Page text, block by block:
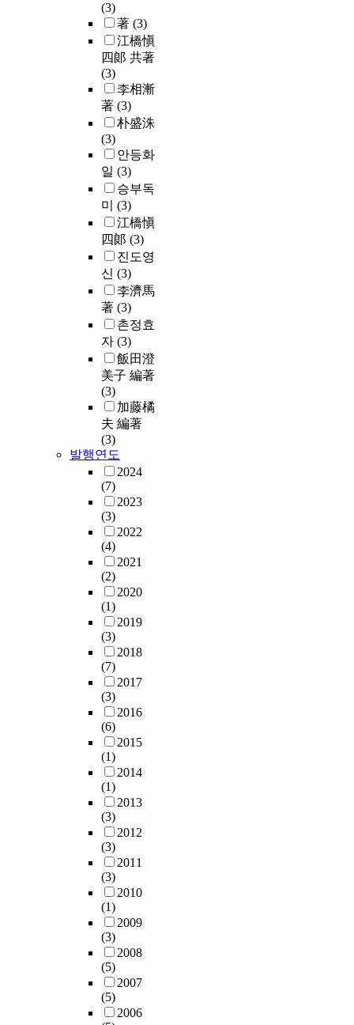
(3)
著 (3)
江橋愼
四郞 共著
(3)
李相漸
著 (3)
朴盛洙
(3)
안등화
일 (3)
승부독
미 (3)
江橋愼
四郞 (3)
진도영
신 (3)
李濟馬
著 (3)
촌정효
자 (3)
飯田澄
美子 編著
(3)
加藤橘
夫 編著
(3)
발행연도
2024
(7)
2023
(3)
2022
(4)
2021
(2)
2020
(1)
2019
(3)
2018
(7)
2017
(3)
2016
(6)
2015
(1)
2014
(1)
2013
(3)
2012
(3)
2011
(3)
2010
(1)
2009
(3)
2008
(5)
2007
(5)
2006